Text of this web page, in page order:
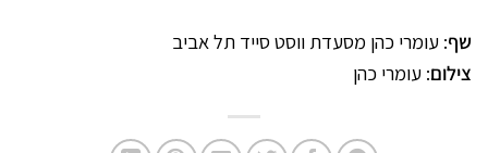
שף: עומרי כהן מסעדת ווסט סייד תל אביב
צילום: עומרי כהן